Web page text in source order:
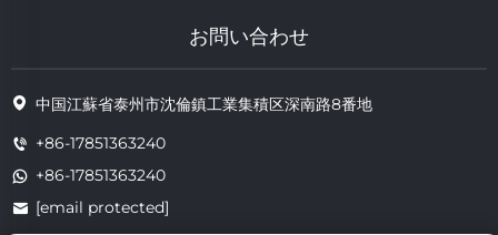
お問い合わせ
中国江蘇省泰州市沈倫鎮工業集積区深南路8番地
+86-17851363240
+86-17851363240
[email protected]